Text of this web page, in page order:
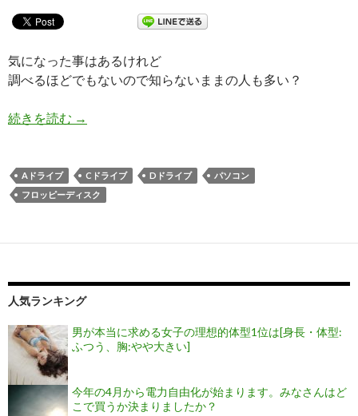
気になった事はあるけれど
調べるほどでもないので知らないままの人も多い？
続きを読む パソコンのCドライブ、Dドライブの違いって？
→
Aドライブ Cドライブ Dドライブ
パソコン
フロッピーディスク
人気ランキング
男が本当に求める女子の理想的体型1位は[身長・体型:
ふつう、胸:やや大きい]
今年の4月から電力自由化が始まります。みなさんはど
こで買うか決まりましたか？